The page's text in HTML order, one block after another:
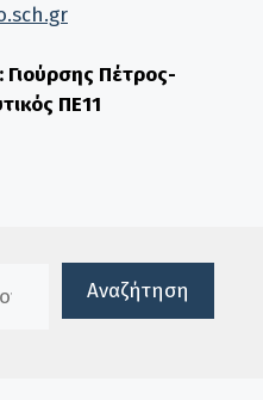
Πέτρος-
ΠΕ11
Αναζήτηση